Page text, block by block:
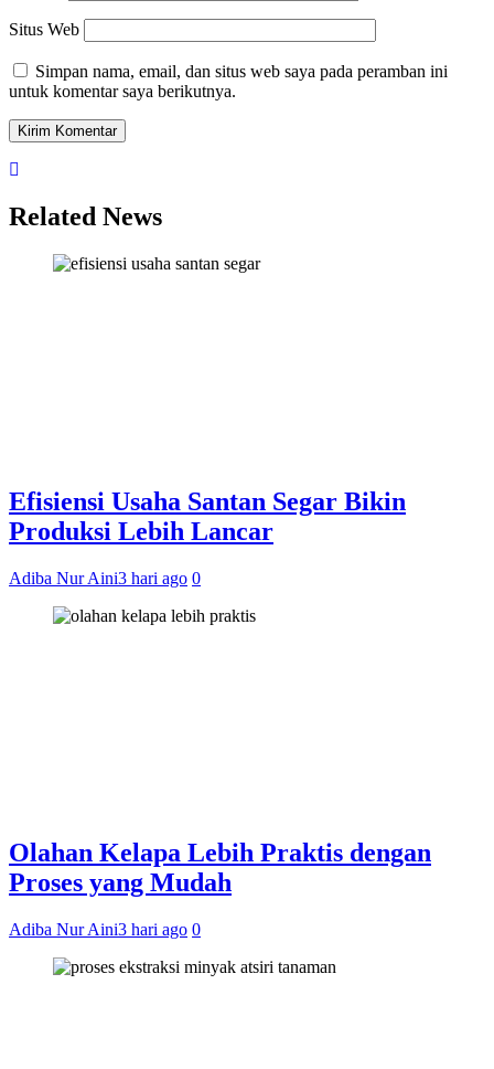
Situs Web
Simpan nama, email, dan situs web saya pada peramban ini
untuk komentar saya berikutnya.
Related News
Efisiensi Usaha Santan Segar Bikin
Produksi Lebih Lancar
Adiba Nur Aini3 hari ago 0
Olahan Kelapa Lebih Praktis dengan
Proses yang Mudah
Adiba Nur Aini3 hari ago 0